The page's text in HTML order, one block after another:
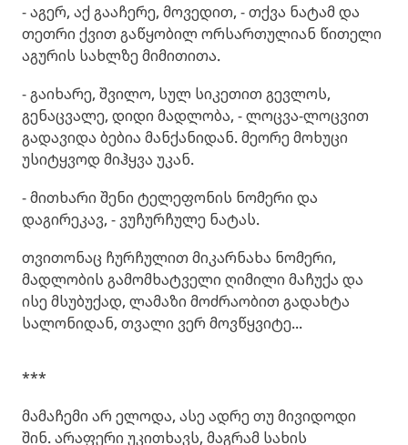
- აგერ, აქ გააჩერე, მოვედით, - თქვა ნატამ და
თეთრი ქვით გაწყობილ ორსართულიან წითელი
აგურის სახლზე მიმითითა.
- გაიხარე, შვილო, სულ სიკეთით გევლოს,
გენაცვალე, დიდი მადლობა, - ლოცვა-ლოცვით
გადავიდა ბებია მანქანიდან. მეორე მოხუცი
უსიტყვოდ მიჰყვა უკან.
- მითხარი შენი ტელეფონის ნომერი და
დაგირეკავ, - ვუჩურჩულე ნატას.
თვითონაც ჩურჩულით მიკარნახა ნომერი,
მადლობის გამომხატველი ღიმილი მაჩუქა და
ისე მსუბუქად, ლამაზი მოძრაობით გადახტა
სალონიდან, თვალი ვერ მოვწყვიტე...
***
მამაჩემი არ ელოდა, ასე ადრე თუ მივიდოდი
შინ. არაფერი უკითხავს, მაგრამ სახის